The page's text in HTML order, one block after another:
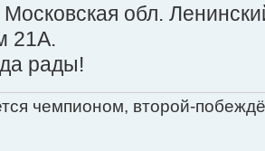
обл.
21А.
рады!
чемпионом, второй-